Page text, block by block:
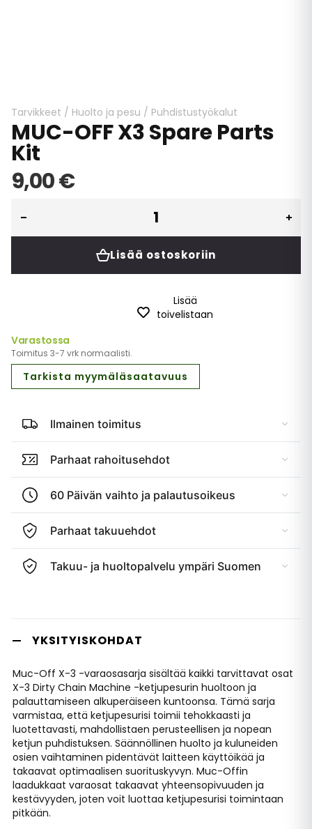
beginning
of
the
images
Tarvikkeet / Huolto ja pesu / Puhdistustyökalut
MUC-OFF X3 Spare Parts
Kit
9,00 €
Lisää ostoskoriin
Lisää
toivelistaan
Varastossa
Toimitus 3-7 vrk normaalisti.
Tarkista myymäläsaatavuus
Ilmainen toimitus
Parhaat rahoitusehdot
60 Päivän vaihto ja palautusoikeus
Parhaat takuuehdot
Takuu- ja huoltopalvelu ympäri Suomen
YKSITYISKOHDAT
Muc-Off X-3 -varaosasarja sisältää kaikki tarvittavat osat
X-3 Dirty Chain Machine -ketjupesurin huoltoon ja
palauttamiseen alkuperäiseen kuntoonsa. Tämä sarja
varmistaa, että ketjupesurisi toimii tehokkaasti ja
luotettavasti, mahdollistaen perusteellisen ja nopean
ketjun puhdistuksen. Säännöllinen huolto ja kuluneiden
osien vaihtaminen pidentävät laitteen käyttöikää ja
takaavat optimaalisen suorituskyvyn. Muc-Offin
laadukkaat varaosat takaavat yhteensopivuuden ja
kestävyyden, joten voit luottaa ketjupesurisi toimintaan
pitkään.